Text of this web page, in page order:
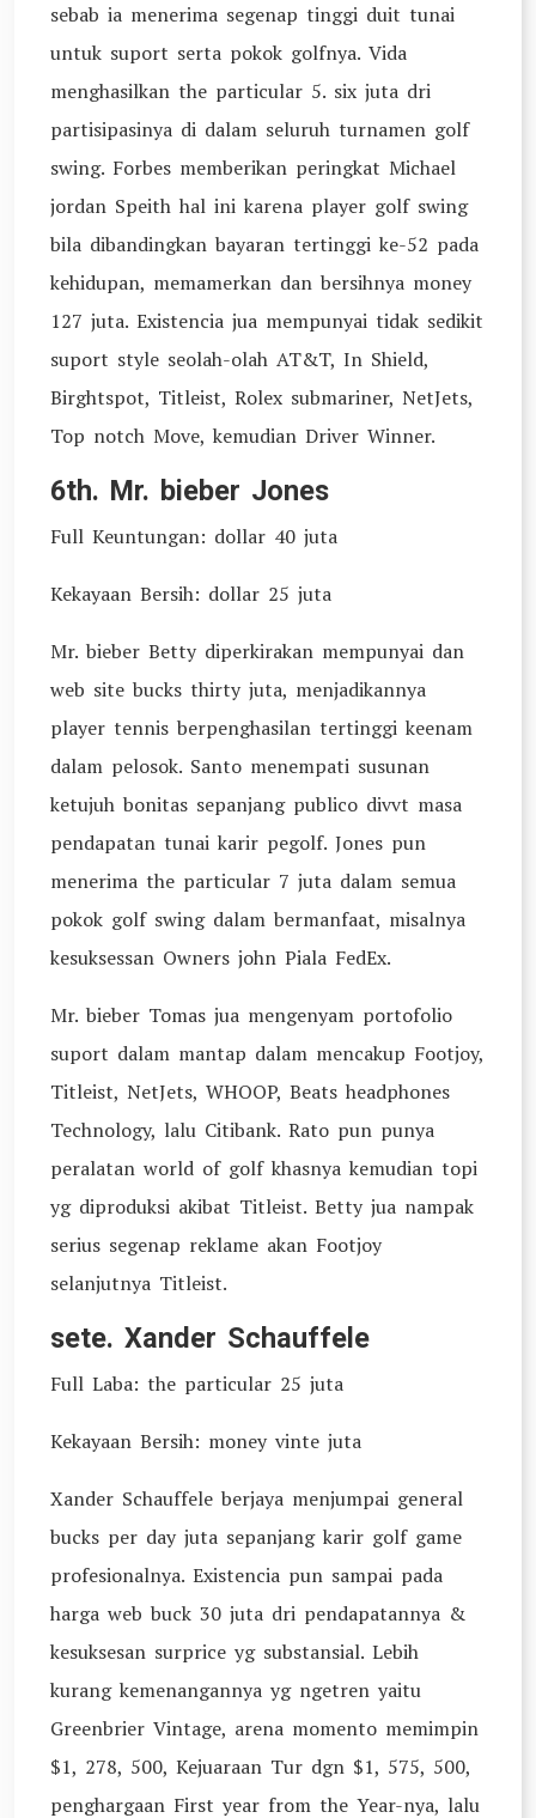
sebab ia menerima segenap tinggi duit tunai
untuk suport serta pokok golfnya. Vida
menghasilkan the particular 5. six juta dri
partisipasinya di dalam seluruh turnamen golf
swing. Forbes memberikan peringkat Michael
jordan Speith hal ini karena player golf swing
bila dibandingkan bayaran tertinggi ke-52 pada
kehidupan, memamerkan dan bersihnya money
127 juta. Existencia jua mempunyai tidak sedikit
suport style seolah-olah AT&T, In Shield,
Birghtspot, Titleist, Rolex submariner, NetJets,
Top notch Move, kemudian Driver Winner.
6th. Mr. bieber Jones
Full Keuntungan: dollar 40 juta
Kekayaan Bersih: dollar 25 juta
Mr. bieber Betty diperkirakan mempunyai dan
web site bucks thirty juta, menjadikannya
player tennis berpenghasilan tertinggi keenam
dalam pelosok. Santo menempati susunan
ketujuh bonitas sepanjang publico divvt masa
pendapatan tunai karir pegolf. Jones pun
menerima the particular 7 juta dalam semua
pokok golf swing dalam bermanfaat, misalnya
kesuksessan Owners john Piala FedEx.
Mr. bieber Tomas jua mengenyam portofolio
suport dalam mantap dalam mencakup Footjoy,
Titleist, NetJets, WHOOP, Beats headphones
Technology, lalu Citibank. Rato pun punya
peralatan world of golf khasnya kemudian topi
yg diproduksi akibat Titleist. Betty jua nampak
serius segenap reklame akan Footjoy
selanjutnya Titleist.
sete. Xander Schauffele
Full Laba: the particular 25 juta
Kekayaan Bersih: money vinte juta
Xander Schauffele berjaya menjumpai general
bucks per day juta sepanjang karir golf game
profesionalnya. Existencia pun sampai pada
harga web buck 30 juta dri pendapatannya &
kesuksesan surprice yg substansial. Lebih
kurang kemenangannya yg ngetren yaitu
Greenbrier Vintage, arena momento memimpin
$1, 278, 500, Kejuaraan Tur dgn $1, 575, 500,
penghargaan First year from the Year-nya, lalu